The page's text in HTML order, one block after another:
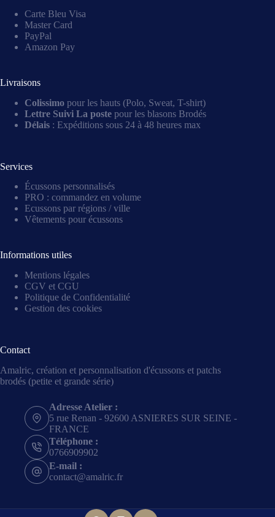
Carte Bleu Visa
Master Card
PayPal
Amazon Pay
Livraisons
Colissimo pour les hauts (Polo, Sweat, T-shirt)
Lettre Suivi La poste pour les blasons Brodés
Délais : Expéditions sous 24 à 48 heures max
Services
Écussons personnalisés
PRO : commandez en volume
Ecussons par régions / ville
Vêtements pour écussons
Informations utiles
Mentions légales
CGV et CGU
Politique de Confidentialité
Gestion des cookies
Contact
Amalric, création et personnalisation d'écussons et patchs
brodés (petite et grande série)
Adresse Atelier :
5 rue Renan - 92600 ASNIERES SUR SEINE -
FRANCE
Téléphone :
0766909902
E-mail :
contact@amalric.fr